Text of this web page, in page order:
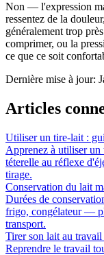
Non — l'expression
ressentez de la
généralement trop
comprimer, ou la
ce que ce soit
Dernière mise à jour:
Articles
Utiliser un tire-lait :
Apprenez à utiliser
téterelle au réflexe
tirage.
Conservation du lait
Durées de
frigo, congélateur —
transport.
Tirer son lait au
Reprendre le travail